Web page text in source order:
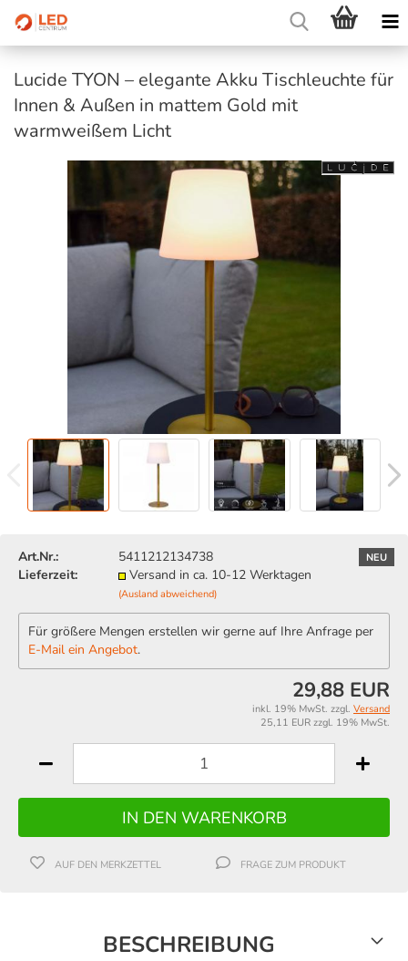
Lucide TYON – elegante Akku Tischleuchte für
Innen & Außen in mattem Gold mit
warmweißem Licht
NEU
Art.Nr.:
5411212134738
Lieferzeit:
Versand in ca. 10-12 Werktagen
(Ausland abweichend)
Für größere Mengen erstellen wir gerne auf Ihre Anfrage per
E-Mail ein Angebot.
29,88 EUR
inkl. 19% MwSt. zzgl. Versand
25,11 EUR zzgl. 19% MwSt.
AUF DEN MERKZETTEL FRAGE ZUM PRODUKT
BESCHREIBUNG